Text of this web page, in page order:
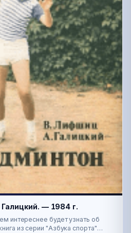
— 1984 г.
интереснее будет узнать об
из серии "Азбука спорта"